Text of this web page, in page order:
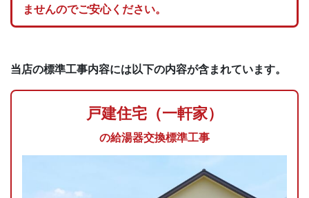
ませんのでご安心ください。
当店の標準工事内容には以下の内容が含まれています。
戸建住宅（一軒家）
の給湯器交換標準工事